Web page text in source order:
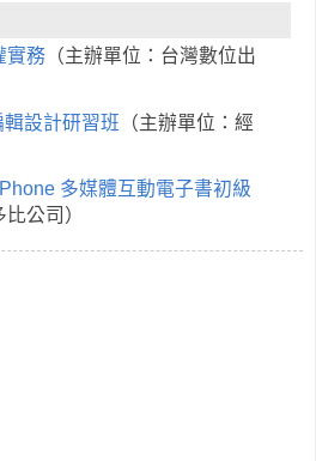
實務（主辦單位：台灣數位出
設計研習班 （主辦單位：經
多媒體互動電子書初級
公司）